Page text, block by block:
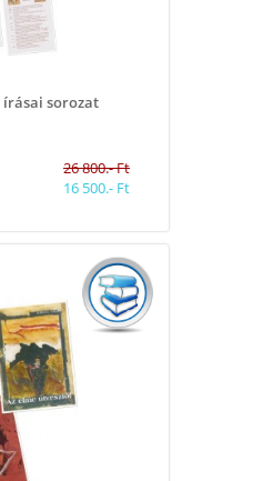
írásai sorozat
26 800.- Ft
16 500.- Ft